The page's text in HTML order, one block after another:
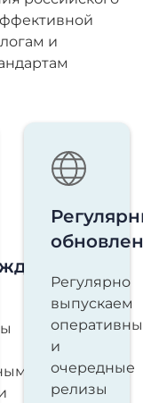
и
Регулярно
выпускаем
и
очередные
релизы